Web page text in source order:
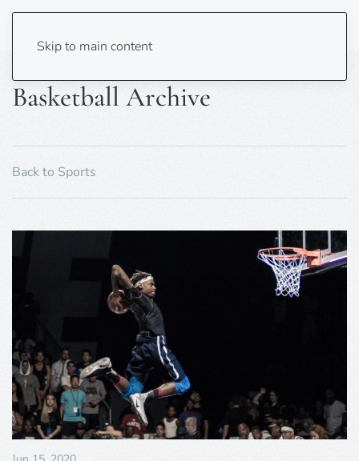
Skip to main content
Basketball Archive
Back to Sports